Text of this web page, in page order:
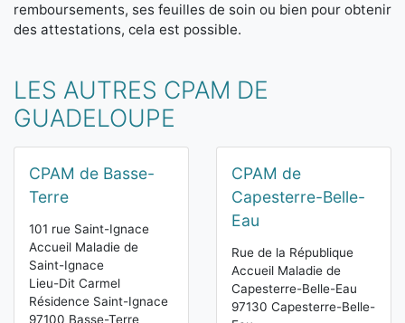
remboursements, ses feuilles de soin ou bien pour obtenir
des attestations, cela est possible.
LES AUTRES CPAM DE
GUADELOUPE
CPAM de Basse-
Terre
101 rue Saint-Ignace
Accueil Maladie de
Saint-Ignace
Lieu-Dit Carmel
Résidence Saint-Ignace
97100 Basse-Terre
CPAM de
Capesterre-Belle-
Eau
Rue de la République
Accueil Maladie de
Capesterre-Belle-Eau
97130 Capesterre-Belle-